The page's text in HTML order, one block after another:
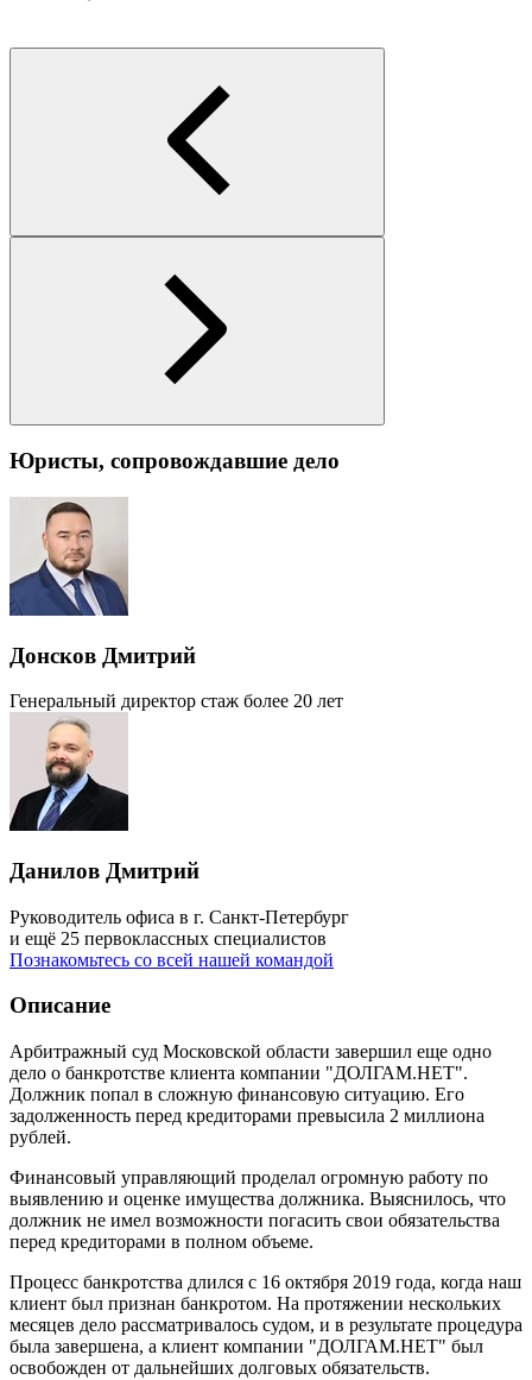
Юристы, сопровождавшие дело
Донсков Дмитрий
Генеральный директор стаж более 20 лет
Данилов Дмитрий
Руководитель офиса в г. Санкт-Петербург
и ещё 25 первоклассных специалистов
Познакомьтесь со всей нашей командой
Описание
Арбитражный суд Московской области завершил еще одно
дело о банкротстве клиента компании "ДОЛГАМ.НЕТ".
Должник попал в сложную финансовую ситуацию. Его
задолженность перед кредиторами превысила 2 миллиона
рублей.
Финансовый управляющий проделал огромную работу по
выявлению и оценке имущества должника. Выяснилось, что
должник не имел возможности погасить свои обязательства
перед кредиторами в полном объеме.
Процесс банкротства длился с 16 октября 2019 года, когда наш
клиент был признан банкротом. На протяжении нескольких
месяцев дело рассматривалось судом, и в результате процедура
была завершена, а клиент компании "ДОЛГАМ.НЕТ" был
освобожден от дальнейших долговых обязательств.